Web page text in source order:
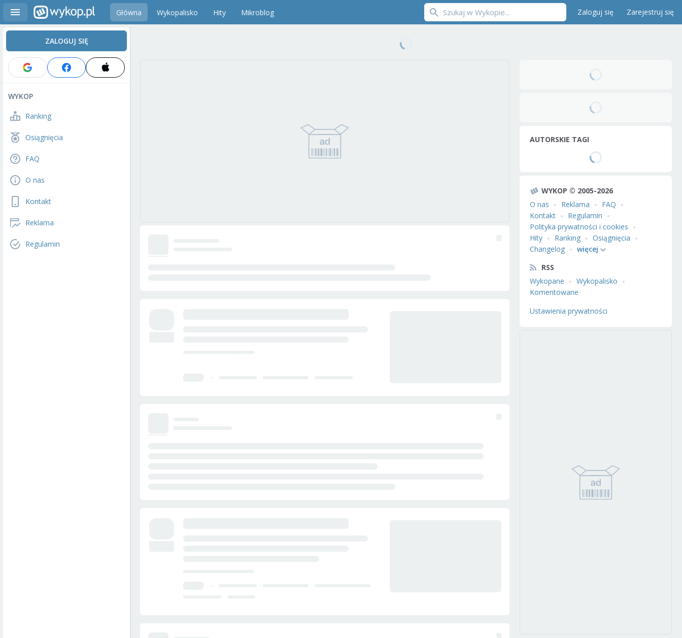
Główna Wykopalisko Hity Mikroblog Zaloguj się Zarejestruj się
ZALOGUJ SIĘ
WYKOP
Ranking
Osiągnięcia
FAQ
O nas
Kontakt
Reklama
Regulamin
AUTORSKIE TAGI
WYKOP © 2005-2026
O nas
Reklama
FAQ
Kontakt
Regulamin
Polityka prywatności i cookies
Hity
Ranking
Osiągnięcia
Changelog
więcej
RSS
Wykopane
Wykopalisko
Komentowane
Ustawienia prywatności